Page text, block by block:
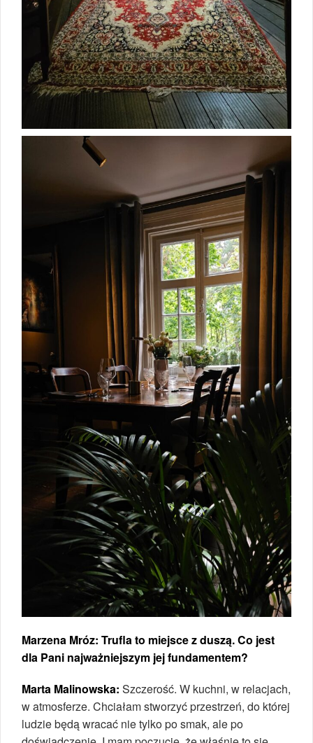
Marzena Mróz: Trufla to miejsce z duszą. Co jest
dla Pani najważniejszym jej fundamentem?
Marta Malinowska: Szczerość. W kuchni, w relacjach,
w atmosferze. Chciałam stworzyć przestrzeń, do której
ludzie będą wracać nie tylko po smak, ale po